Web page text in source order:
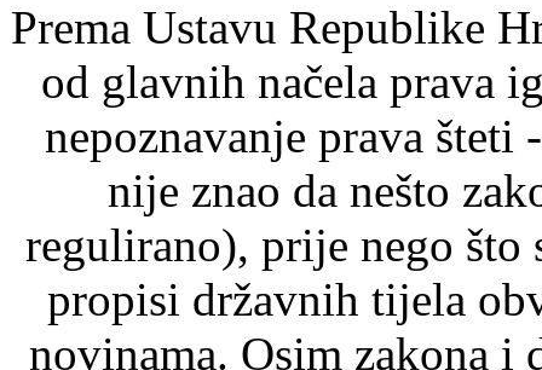
Prema Ustavu Republike
od glavnih načela prava
nepoznavanje prava šteti
nije znao da nešto
regulirano), prije nego što
propisi državnih tijela
novinama. Osim zakona i